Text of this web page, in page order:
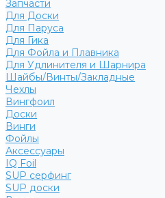
Запчасти
Для Доски
Для Паруса
Для Гика
Для Фойла и Плавника
Для Удлинителя и Шарнира
Шайбы/Винты/Закладные
Чехлы
Вингфоил
Доски
Винги
Фойлы
Аксессуары
IQ Foil
SUP серфинг
SUP доски